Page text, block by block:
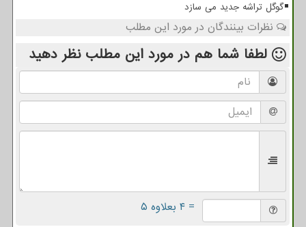
گوگل تراشه جدید می سازد
نظرات بینندگان در مورد این مطلب
لطفا شما هم در مورد این مطلب نظر دهید
= ۴ بعلاوه ۵